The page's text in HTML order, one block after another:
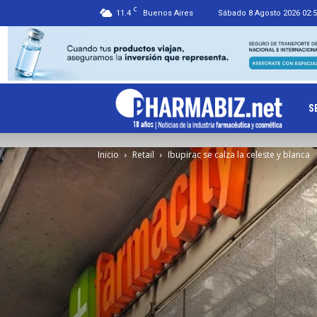
11.4 C Buenos Aires Sábado 8 Agosto 2026
Inicio Retail Ibupirac se calza la celeste y blanca